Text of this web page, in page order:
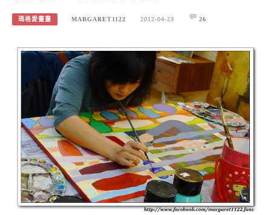
瑪格愛畫畫 MARGARET1122 2012-04-23 26